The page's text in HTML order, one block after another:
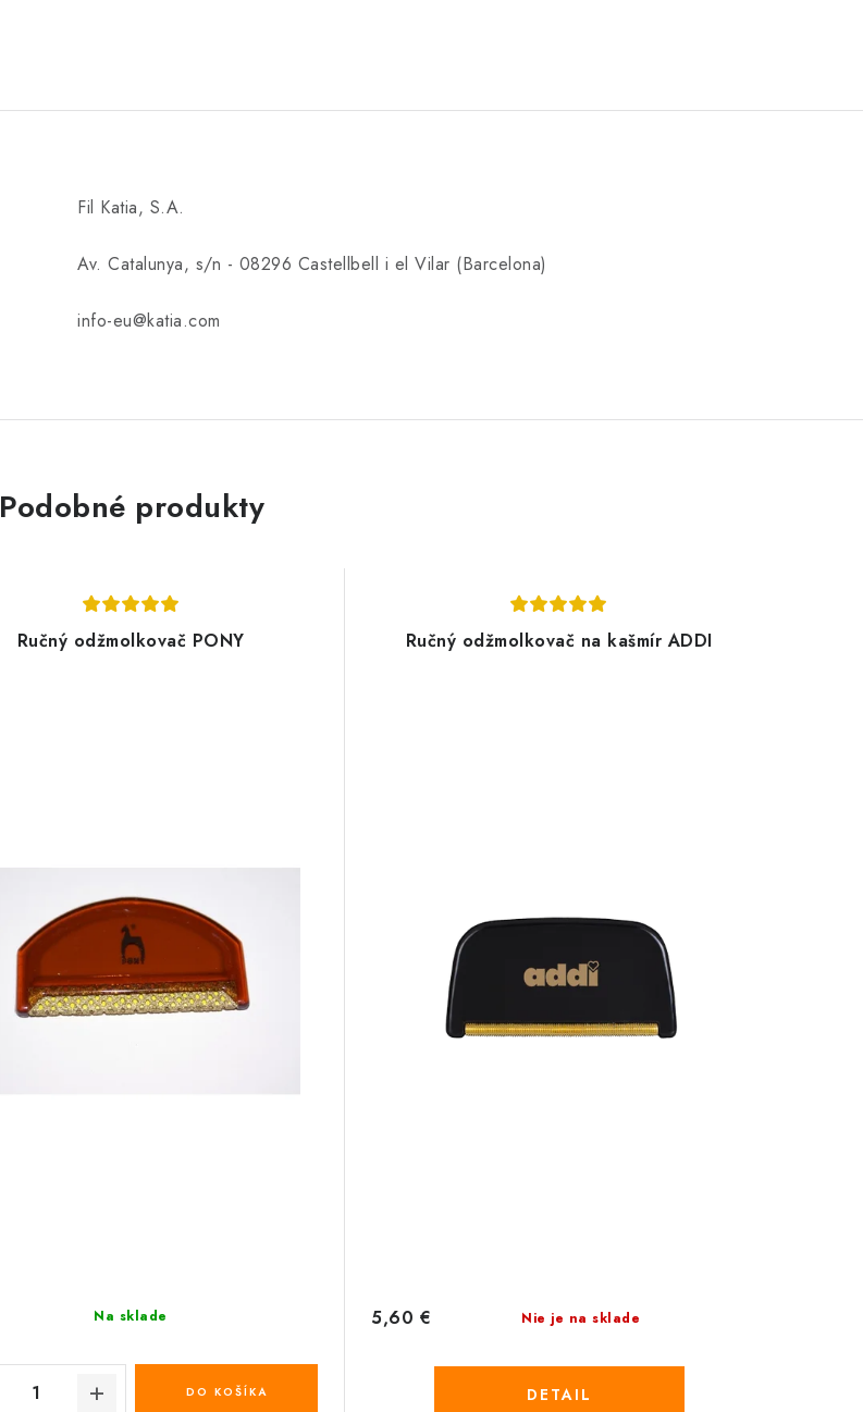
Fil Katia, S.A.
Av. Catalunya, s/n - 08296 Castellbell i el Vilar (Barcelona)
info-eu@katia.com
Podobné produkty
Ručný odžmolkovač PONY
Na sklade
DO KOŠÍKA
Ručný odžmolkovač na kašmír ADDI
Nie je na sklade
5,60 €
DETAIL